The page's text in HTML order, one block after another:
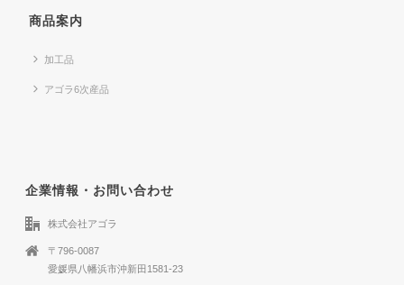
商品案内
加工品
アゴラ6次産品
企業情報・お問い合わせ
株式会社アゴラ
〒796-0087
愛媛県八幡浜市沖新田1581-23